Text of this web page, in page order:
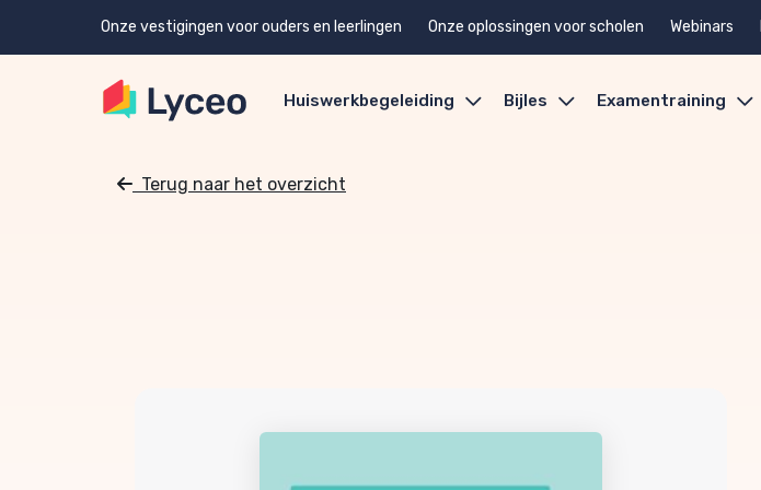
Onze vestigingen voor ouders en leerlingen Onze oplossingen voor scholen Webinars
Huiswerkbegeleiding Bijles Examentraining
Terug naar het overzicht